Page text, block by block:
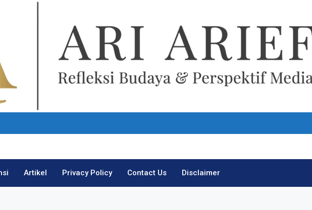
Ari Arief
Artikel Privacy Policy Contact Us Disclaimer